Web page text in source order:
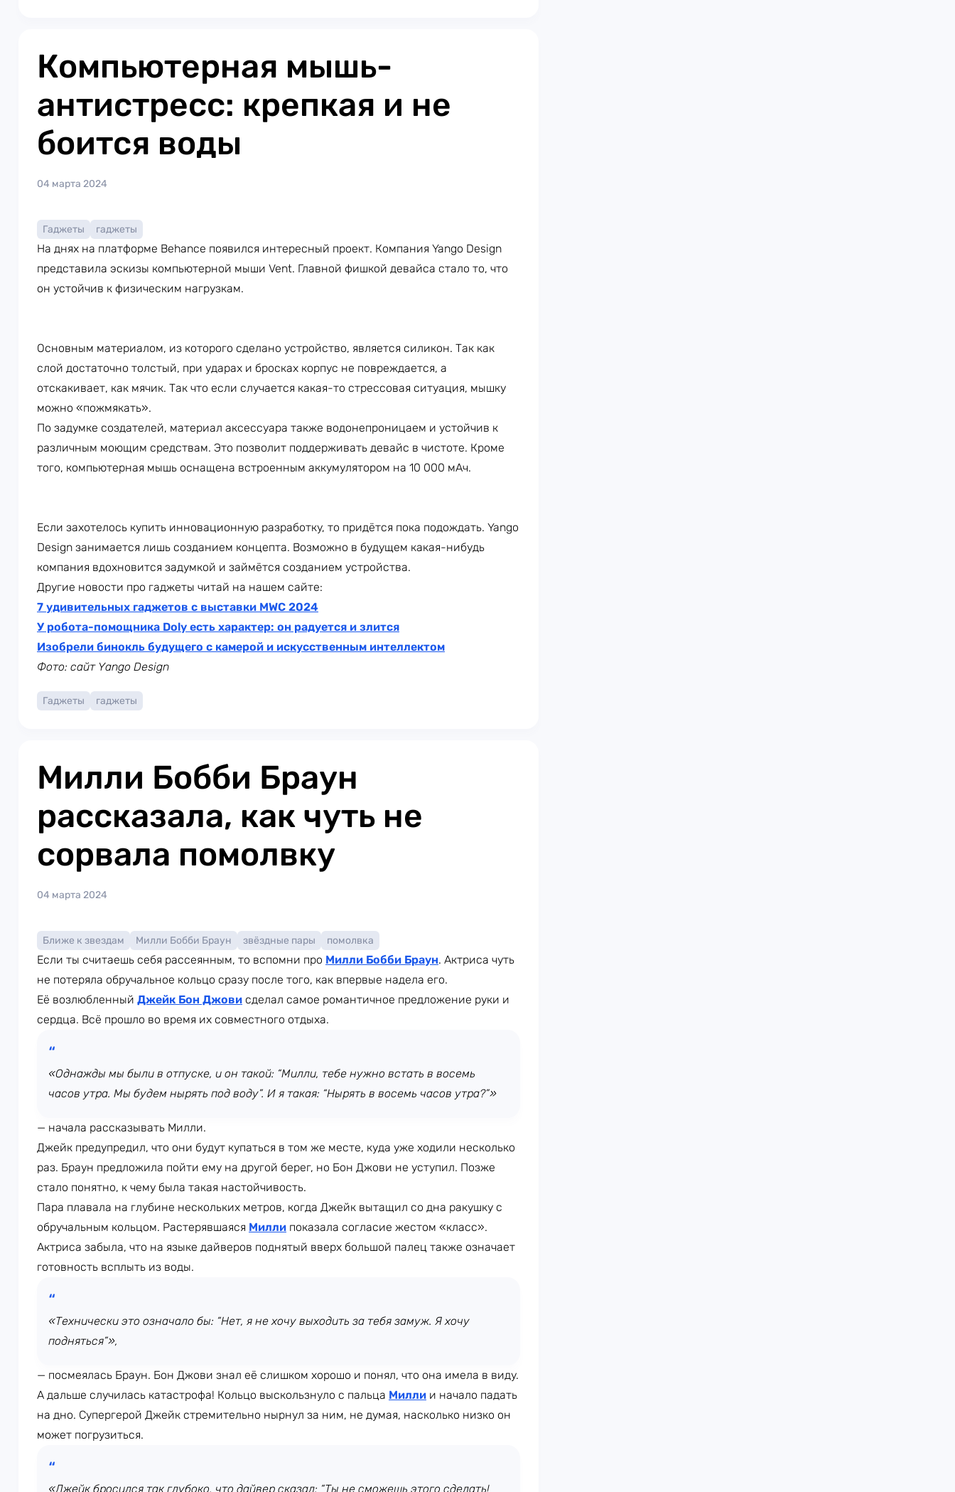
Компьютерная мышь-
антистресс: крепкая и не
боится воды
04 марта 2024
Гаджеты гаджеты
На днях на платформе Behance появился интересный проект. Компания Yango Design
представила эскизы компьютерной мыши Vent. Главной фишкой девайса стало то, что
он устойчив к физическим нагрузкам.
Основным материалом, из которого сделано устройство, является силикон. Так как
слой достаточно толстый, при ударах и бросках корпус не повреждается, а
отскакивает, как мячик. Так что если случается какая-то стрессовая ситуация, мышку
можно «пожмякать».
По задумке создателей, материал аксессуара также водонепроницаем и устойчив к
различным моющим средствам. Это позволит поддерживать девайс в чистоте. Кроме
того, компьютерная мышь оснащена встроенным аккумулятором на 10 000 мАч.
Если захотелось купить инновационную разработку, то придётся пока подождать. Yango
Design занимается лишь созданием концепта. Возможно в будущем какая-нибудь
компания вдохновится задумкой и займётся созданием устройства.
Другие новости про гаджеты читай на нашем сайте:
7 удивительных гаджетов с выставки MWC 2024
У робота-помощника Doly есть характер: он радуется и злится
Изобрели бинокль будущего с камерой и искусственным интеллектом
Фото: сайт Yango Design
Гаджеты гаджеты
Милли Бобби Браун
рассказала, как чуть не
сорвала помолвку
04 марта 2024
Ближе к звездам Милли Бобби Браун звёздные пары помолвка
Если ты считаешь себя рассеянным, то вспомни про Милли Бобби Браун. Актриса чуть
не потеряла обручальное кольцо сразу после того, как впервые надела его.
Её возлюбленный Джейк Бон Джови сделал самое романтичное предложение руки и
сердца. Всё прошло во время их совместного отдыха.
«Однажды мы были в отпуске, и он такой: “Милли, тебе нужно встать в восемь
часов утра. Мы будем нырять под воду”. И я такая: “Нырять в восемь часов утра?”»
— начала рассказывать Милли.
Джейк предупредил, что они будут купаться в том же месте, куда уже ходили несколько
раз. Браун предложила пойти ему на другой берег, но Бон Джови не уступил. Позже
стало понятно, к чему была такая настойчивость.
Пара плавала на глубине нескольких метров, когда Джейк вытащил со дна ракушку с
обручальным кольцом. Растерявшаяся Милли показала согласие жестом «класс».
Актриса забыла, что на языке дайверов поднятый вверх большой палец также означает
готовность всплыть из воды.
«Технически это означало бы: “Нет, я не хочу выходить за тебя замуж. Я хочу
подняться”»,
— посмеялась Браун. Бон Джови знал её слишком хорошо и понял, что она имела в виду.
А дальше случилась катастрофа! Кольцо выскользнуло с пальца Милли и начало падать
на дно. Супергерой Джейк стремительно нырнул за ним, не думая, насколько низко он
может погрузиться.
«Джейк бросился так глубоко, что дайвер сказал: “Ты не сможешь этого сделать!